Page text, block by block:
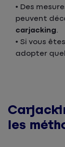
• Des
peuvent
carjacking.
• Si vous
adopter
les